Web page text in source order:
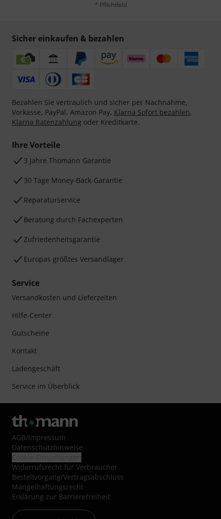
* Pflichtfeld
Sicher einkaufen & bezahlen
Bezahlen Sie vertraulich und sicher per Nachnahme,
Vorkasse, PayPal, Amazon Pay, Klarna Sofort bezahlen,
Klarna Ratenzahlung oder Kreditkarte.
Ihre Vorteile
3 Jahre Thomann Garantie
30 Tage Money-Back-Garantie
Reparaturservice
Beratung durch Fachexperten
Zufriedenheitsgarantie
Europas größtes Versandlager
Service
Versandkosten und Lieferzeiten
Hilfe-Center
Gutscheine
Kontakt
Ladengeschäft
Service im Überblick
AGB/Impressum
Datenschutzhinweise
Widerrufsrecht für Verbraucher
Bestellvorgang/Vertragsabschluss
Mängelhaftungsrecht
Erklärung zur Barrierefreiheit